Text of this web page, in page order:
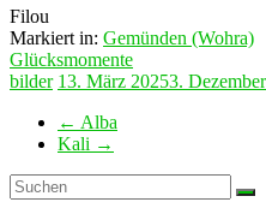
Filou
Markiert in: Gemünden (Wohra)
Glücksmomente
bilder 13. März 20253.
← Alba
Kali →